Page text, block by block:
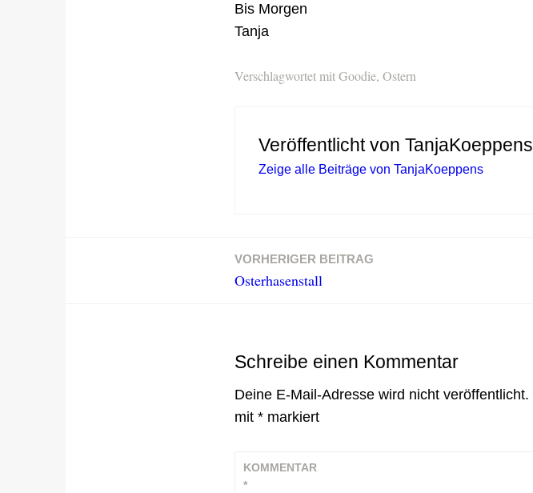
Bis Morgen
Tanja
Verschlagwortet mitGoodie, Ostern
Veröffentlicht von TanjaKoeppens
Zeige alle Beiträge von TanjaKoeppens
BeitragsnavigationVORHERIGER BEITRAG
Osterhasenstall
Schreibe einen Kommentar
Deine E-Mail-Adresse wird nicht veröffentlicht.
mit * markiert
KOMMENTAR
*